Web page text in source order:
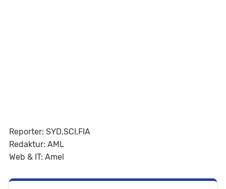
Reporter: SYD,SCI,FIA
Redaktur: AML
Web & IT: Amel